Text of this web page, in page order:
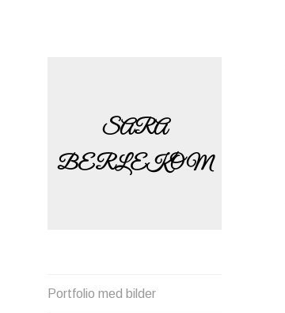
SARA
BERLEKOM
Portfolio med bilder